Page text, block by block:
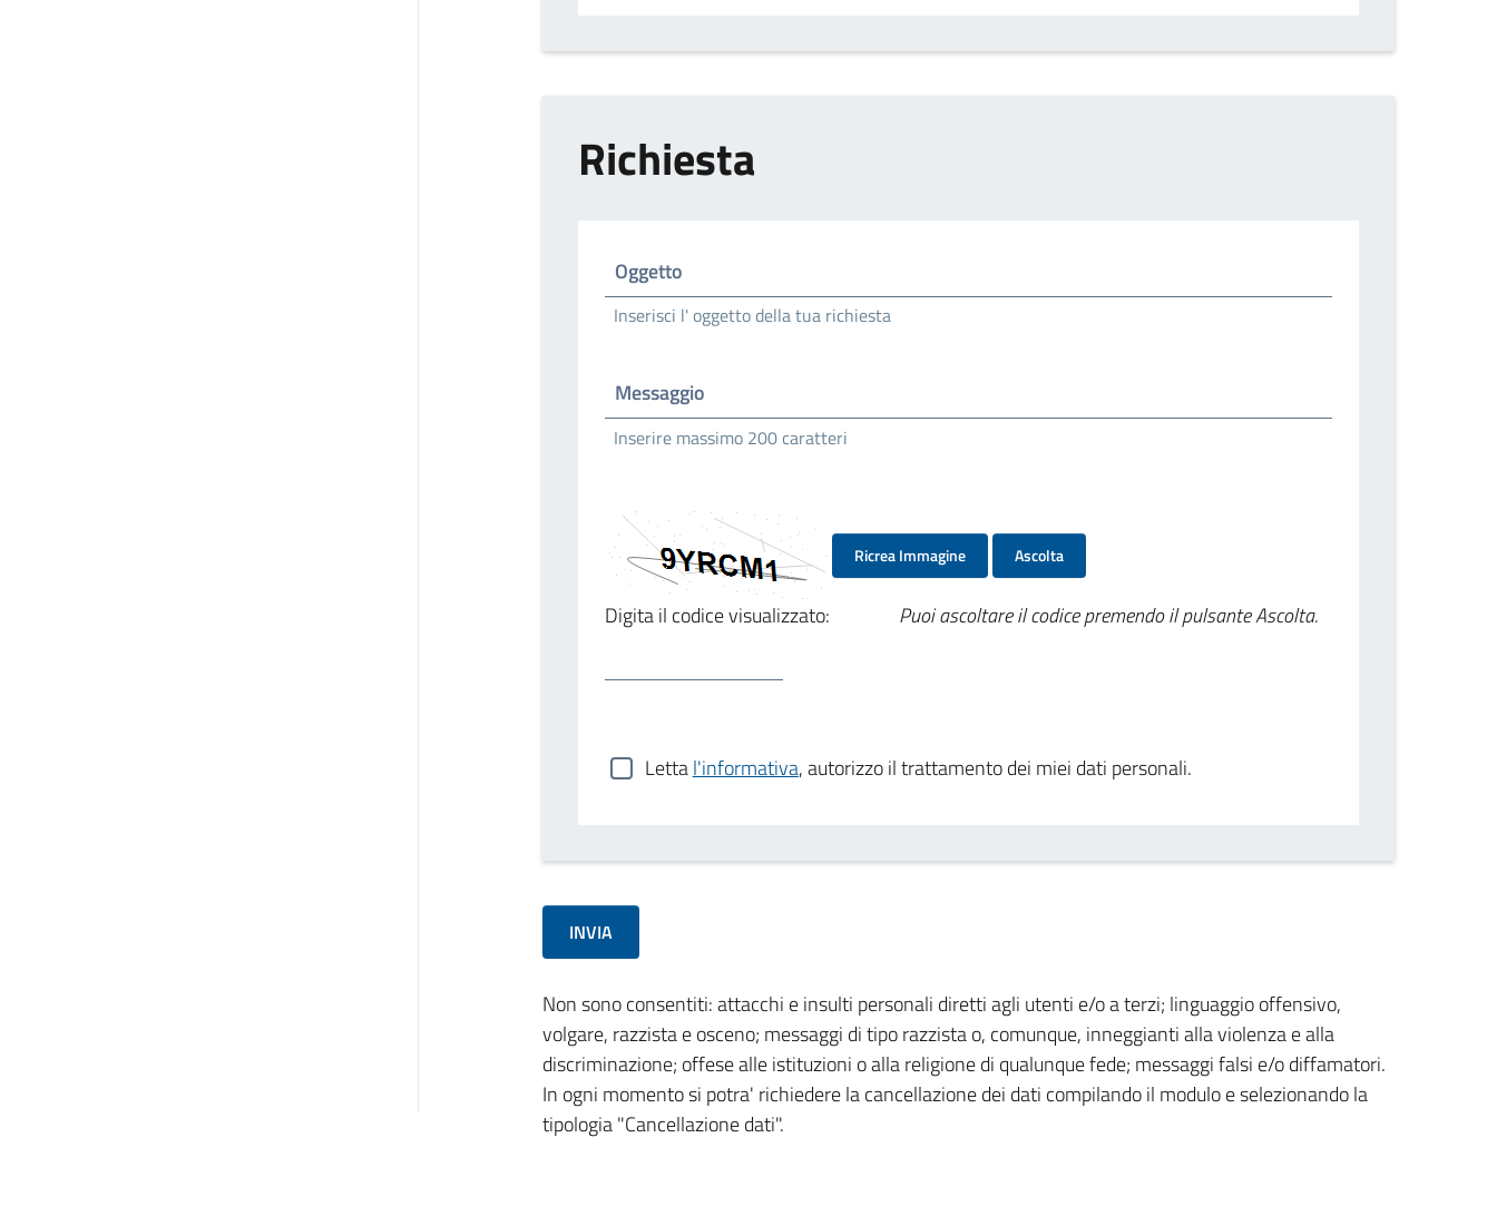
Richiesta
Oggetto
Inserisci l' oggetto della tua richiesta
Messaggio
Inserire massimo 200 caratteri
Ricrea Immagine Ascolta
Digita il codice visualizzato: Puoi ascoltare il codice premendo il pulsante Ascolta.
Lettal'informativa, autorizzo il trattamento dei miei dati personali.
Non sono consentiti: attacchi e insulti personali diretti agli utenti e/o a terzi; linguaggio offensivo,
volgare, razzista e osceno; messaggi di tipo razzista o, comunque, inneggianti alla violenza e alla
discriminazione; offese alle istituzioni o alla religione di qualunque fede; messaggi falsi e/o diffamatori.
In ogni momento si potra' richiedere la cancellazione dei dati compilando il modulo e selezionando la
tipologia "Cancellazione dati".